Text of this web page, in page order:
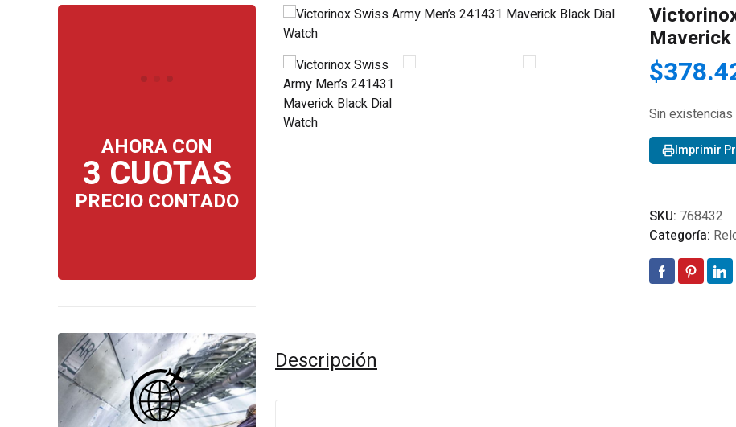
AHORA CON
3 CUOTAS
PRECIO CONTADO
$
Sin existencias
Imprimir
SKU: 768432
Categoría:
Descripción